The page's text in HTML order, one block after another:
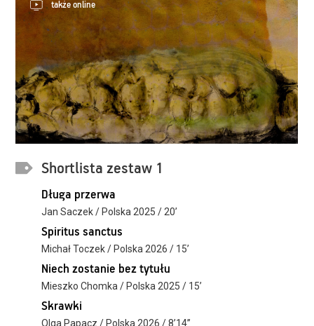
także online
Shortlista zestaw 1
Długa przerwa
Jan Saczek / Polska 2025 / 20’
Spiritus sanctus
Michał Toczek / Polska 2026 / 15’
Niech zostanie bez tytułu
Mieszko Chomka / Polska 2025 / 15’
Skrawki
Olga Papacz / Polska 2026 / 8’14’’